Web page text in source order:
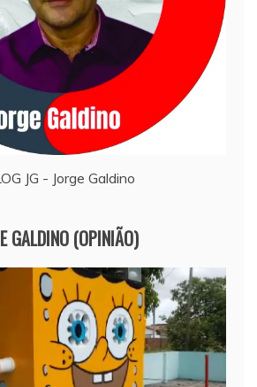
JG - Jorge Galdino
GALDINO (OPINIÃO)